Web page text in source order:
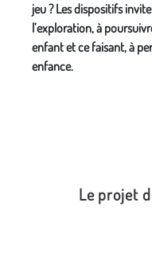
jeu ? Les dispositifs
l’exploration, à
enfant et ce faisant, à
enfance.
Le projet